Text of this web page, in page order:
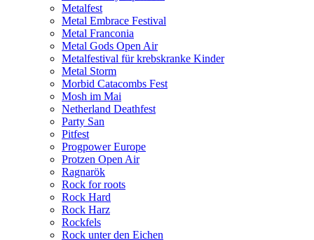
Metalfest
Metal Embrace Festival
Metal Franconia
Metal Gods Open Air
Metalfestival für krebskranke Kinder
Metal Storm
Morbid Catacombs Fest
Mosh im Mai
Netherland Deathfest
Party San
Pitfest
Progpower Europe
Protzen Open Air
Ragnarök
Rock for roots
Rock Hard
Rock Harz
Rockfels
Rock unter den Eichen